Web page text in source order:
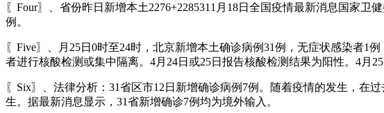
〖Four〗、省份昨日新增本土2276+2285311月18日全国疫情最新消息国家
例。
〖Five〗、月25日0时至24时，北京新增本土确诊病例31例，无症状感染者1
者进行核酸检测或集中隔离。4月24日或25日报告核酸检测结果为阳性。4月
〖Six〗、法律分析：31省区市12日新增确诊病例7例。随着疫情的发生，
生。据最新消息显示，31省新增确诊7例均为境外输入。